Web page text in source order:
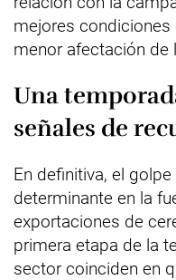
mejores condiciones
menor afectación de
Una
señales de
En definitiva, el
determinante en la
exportaciones de
primera etapa de la
sector coinciden en